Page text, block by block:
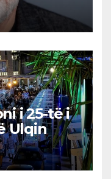
i 25-të i
Ulqin